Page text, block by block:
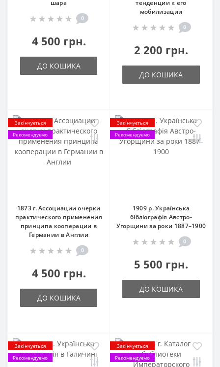
шара
0
4 500 грн.
ДО КОШИКА
тенденции к его
мобилизации
0
2 200 грн.
ДО КОШИКА
Закінчується
Рекомендуємо
1873 г. Ассоциации очерки
практического применения
принципа кооперации в
Германии в Англии
0
4 500 грн.
ДО КОШИКА
Закінчується
Рекомендуємо
1909 р. Українська
бібліографія Австро-
Угорщини за роки 1887–1900
0
5 500 грн.
ДО КОШИКА
Закінчується
Рекомендуємо
Закінчується
Рекомендуємо